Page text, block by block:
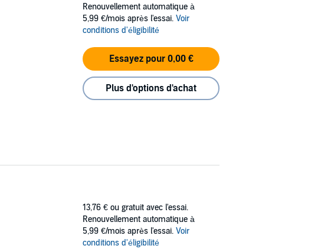
Renouvellement automatique à
5,99 €/mois après l'essai. Voir
conditions d'éligibilité
Essayez pour 0,00 €
Plus d'options d'achat
13,76 € ou gratuit avec l'essai.
Renouvellement automatique à
5,99 €/mois après l'essai. Voir
conditions d'éligibilité